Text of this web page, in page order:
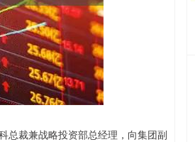
总裁兼战略投资部总经理，向集团副
14311.01 200.89